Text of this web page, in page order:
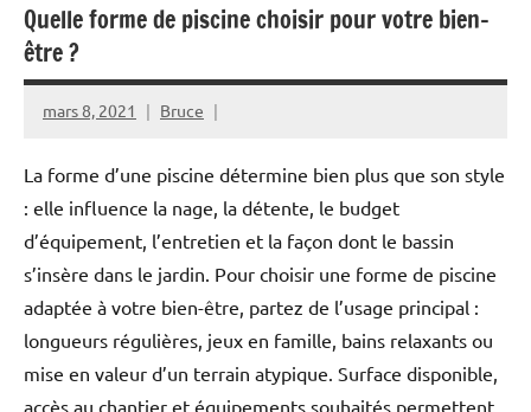
Quelle forme de piscine choisir pour votre bien-
être ?
mars 8, 2021 Bruce
La forme d’une piscine détermine bien plus que son style
: elle influence la nage, la détente, le budget
d’équipement, l’entretien et la façon dont le bassin
s’insère dans le jardin. Pour choisir une forme de piscine
adaptée à votre bien-être, partez de l’usage principal :
longueurs régulières, jeux en famille, bains relaxants ou
mise en valeur d’un terrain atypique. Surface disponible,
accès au chantier et équipements souhaités permettent